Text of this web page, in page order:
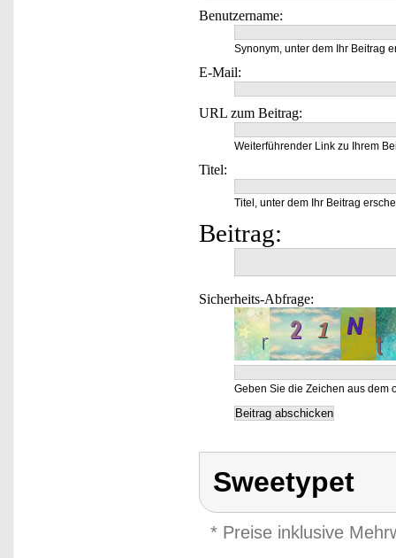
Benutzername:
Synonym, unter dem Ihr Beitrag
E-Mail:
URL zum Beitrag:
Weiterführender Link zu Ihrem
Titel:
Titel, unter dem Ihr Beitrag
Beitrag:
Sicherheits-Abfrage:
Geben Sie die Zeichen aus dem
Sweetypet
* Preise inklusive